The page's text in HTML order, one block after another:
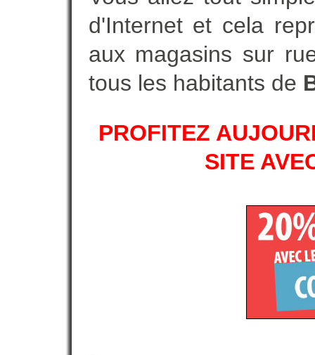
d'Internet et cela
aux magasins sur
tous les habitants de
PROFITEZ
SITE